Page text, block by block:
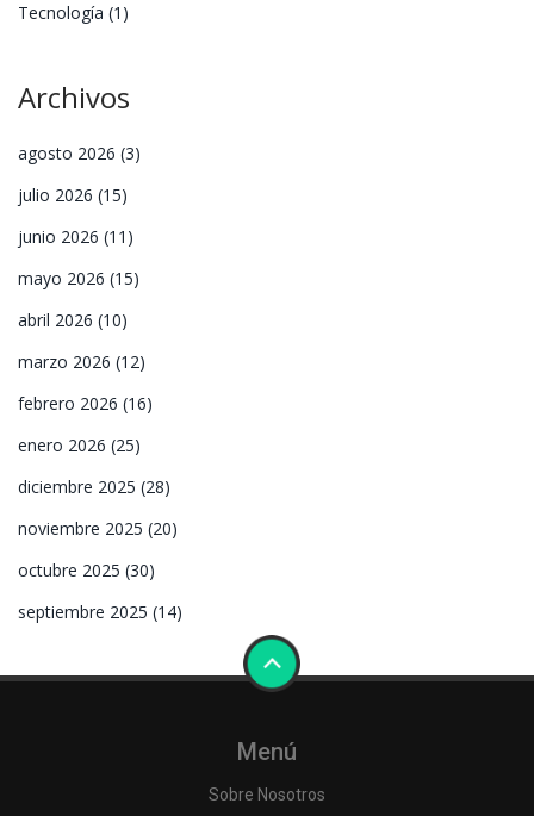
Tecnología (1)
Archivos
agosto 2026 (3)
julio 2026 (15)
junio 2026 (11)
mayo 2026 (15)
abril 2026 (10)
marzo 2026 (12)
febrero 2026 (16)
enero 2026 (25)
diciembre 2025 (28)
noviembre 2025 (20)
octubre 2025 (30)
septiembre 2025 (14)
Menú
Sobre Nosotros